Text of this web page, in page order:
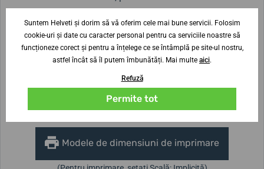
Lățimea curelei
18 mm
21 x 34 mm
Nu ești sigur de dimensiune?
Modele de dimensiuni de imprimare
Suntem Helveti și dorim să vă oferim cele mai bune servicii. Folosim
cookie-uri și date cu caracter personal pentru ca serviciile noastre să
funcționeze corect și pentru a înțelege ce se întâmplă pe site-ul nostru,
astfel încât să îl putem îmbunătăți. Mai multe aici.
Refuză
Permite tot